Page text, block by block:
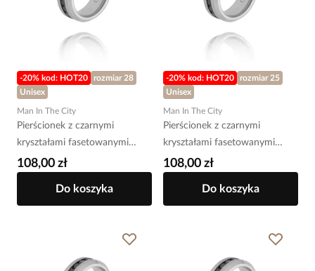
-20% kod: HOT20
rozmiar 28
Unisex
Man In The City
Pierścionek z czarnymi
kryształami fasetowanymi
srebrny PMITC0181
108,00 zł
Do koszyka
-20% kod: HOT20
rozmiar 25
Unisex
Man In The City
Pierścionek z czarnymi
kryształami fasetowanymi
srebrny PMITC0180
108,00 zł
Do koszyka